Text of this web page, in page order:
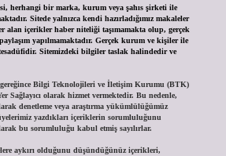
herhangi bir marka, kurum veya şahıs şirketi ile
Sitede yalnızca kendi hazırladığımız makaleler
alan içerikler haber niteliği taşımamakta olup, gerçek
yapılmamaktadır. Gerçek kurum ve kişiler ile
Sitemizdeki bilgiler taslak halindedir ve
gereğince Bilgi Teknolojileri ve İletişim Kurumu (BTK)
Sağlayıcı olarak hizmet vermektedir. Bu nedenle,
denetleme veya araştırma yükümlülüğümüz
yazdıkları içeriklerin sorumluluğunu
bu sorumluluğu kabul etmiş sayılırlar.
aykırı olduğunu düşündüğünüz içerikleri,